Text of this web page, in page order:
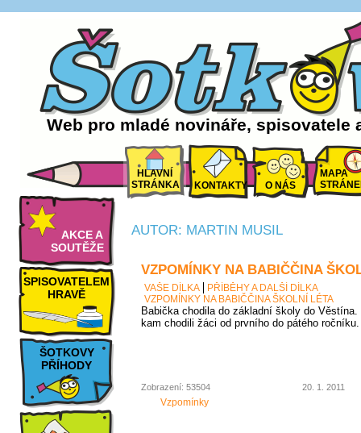
Web pro mladé novináře, spisovatele
HLAVNÍ
STRÁNKA
KONTAKTY O NÁS
MAPA
AKCE A
SOUTĚŽE
SPISOVATELEM
HRAVĚ
ŠOTKOVY
PŘÍHODY
AUTOR: MARTIN MUSIL
VZPOMÍNKY NA BABIČČINA
VAŠE DÍLKA
PŘÍBĚHY A DALŠÍ DÍLKA
VZPOMÍNKY NA BABIČČINA ŠKOLNÍ LÉTA
Babička chodila do základní školy do
kam chodili žáci od prvního do pátého ročníku.
Zobrazení: 53504 20. 1. 2011
Vzpomínky